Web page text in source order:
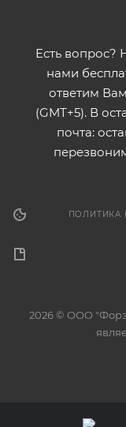
Есть вопрос?
нами
ответим
(GMT+5). В
почта:
ПОЛИТИКА
2026 © ООО